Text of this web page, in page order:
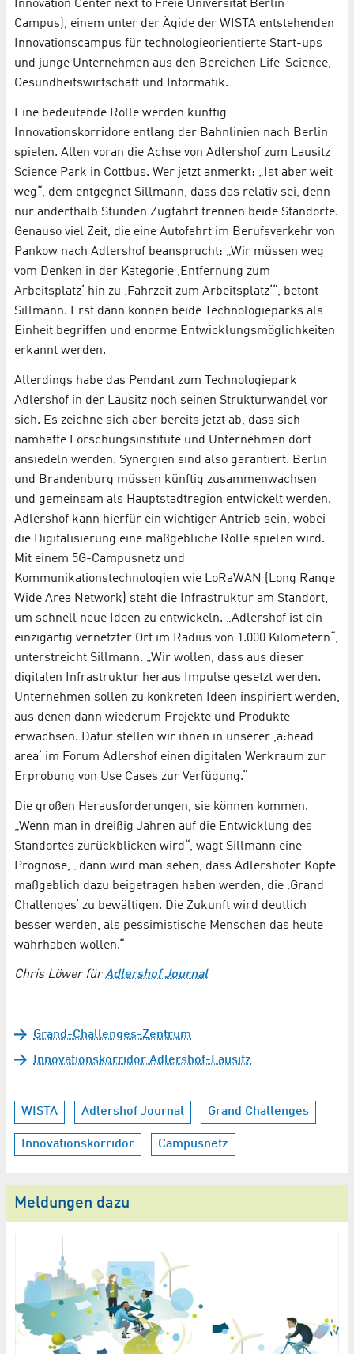
Innovation Center next to Freie Universität Berlin
Campus), einem unter der Ägide der WISTA entstehenden
Innovationscampus für technologieorientierte Start-ups
und junge Unternehmen aus den Bereichen Life-Science,
Gesundheitswirtschaft und Informatik.
Eine bedeutende Rolle werden künftig
Innovationskorridore entlang der Bahnlinien nach Berlin
spielen. Allen voran die Achse von Adlershof zum Lausitz
Science Park in Cottbus. Wer jetzt anmerkt: „Ist aber weit
weg“, dem entgegnet Sillmann, dass das relativ sei, denn
nur anderthalb Stunden Zugfahrt trennen beide Standorte.
Genauso viel Zeit, die eine Autofahrt im Berufsverkehr von
Pankow nach Adlershof beansprucht: „Wir müssen weg
vom Denken in der Kategorie ‚Entfernung zum
Arbeitsplatz‘ hin zu ‚Fahrzeit zum Arbeitsplatz‘“, betont
Sillmann. Erst dann können beide Technologieparks als
Einheit begriffen und enorme Entwicklungsmöglichkeiten
erkannt werden.
Allerdings habe das Pendant zum Technologiepark
Adlershof in der Lausitz noch seinen Strukturwandel vor
sich. Es zeichne sich aber bereits jetzt ab, dass sich
namhafte Forschungsinstitute und Unternehmen dort
ansiedeln werden. Synergien sind also garantiert. Berlin
und Brandenburg müssen künftig zusammenwachsen
und gemeinsam als Hauptstadtregion entwickelt werden.
Adlershof kann hierfür ein wichtiger Antrieb sein, wobei
die Digitalisierung eine maßgebliche Rolle spielen wird.
Mit einem 5G-Campusnetz und
Kommunikationstechnologien wie LoRaWAN (Long Range
Wide Area Network) steht die Infrastruktur am Standort,
um schnell neue Ideen zu entwickeln. „Adlershof ist ein
einzigartig vernetzter Ort im Radius von 1.000 Kilometern“,
unterstreicht Sillmann. „Wir wollen, dass aus dieser
digitalen Infrastruktur heraus Impulse gesetzt werden.
Unternehmen sollen zu konkreten Ideen inspiriert werden,
aus denen dann wiederum Projekte und Produkte
erwachsen. Dafür stellen wir ihnen in unserer ,a:head
area‘ im Forum Adlershof einen digitalen Werkraum zur
Erprobung von Use Cases zur Verfügung.“
Die großen Herausforderungen, sie können kommen.
„Wenn man in dreißig Jahren auf die Entwicklung des
Standortes zurückblicken wird“, wagt Sillmann eine
Prognose, „dann wird man sehen, dass Adlershofer Köpfe
maßgeblich dazu beigetragen haben werden, die ‚Grand
Challenges‘ zu bewältigen. Die Zukunft wird deutlich
besser werden, als pessimistische Menschen das heute
wahrhaben wollen.“
Chris Löwer fürAdlershof Journal
Grand-Challenges-Zentrum
Innovationskorridor Adlershof-Lausitz
WISTA Adlershof Journal Grand Challenges
Innovationskorridor Campusnetz
Meldungen dazu